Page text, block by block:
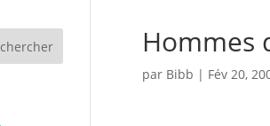
Hommes
par Bibb | Fév 20,